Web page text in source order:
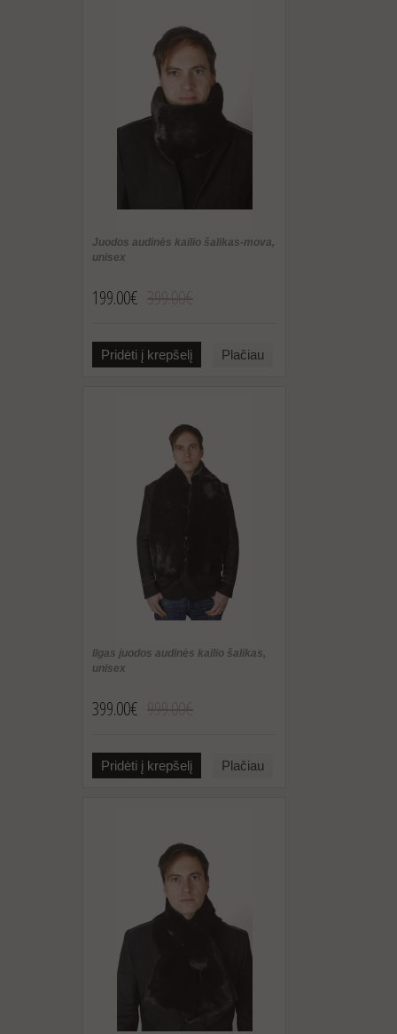
Juodos audinės kailio šalikas-mova,
unisex
199.00€
Pridėti į krepšelį Plačiau
Ilgas juodos audinės kailio šalikas,
unisex
399.00€
Pridėti į krepšelį Plačiau